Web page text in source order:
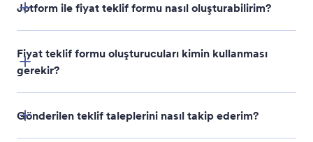
Jotform ile fiyat teklif formu nasıl oluşturabilirim?
Fiyat teklif formu oluşturucuları kimin kullanması
gerekir?
Gönderilen teklif taleplerini nasıl takip ederim?